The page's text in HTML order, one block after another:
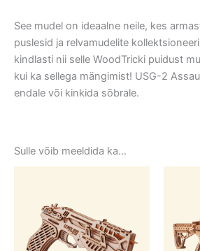
See mudel on ideaalne neile, kes
puslesid ja relvamudelite
kindlasti nii selle WoodTricki puidust
kui ka sellega mängimist! USG-2
endale või kinkida sõbrale.
Sulle võib meeldida ka…